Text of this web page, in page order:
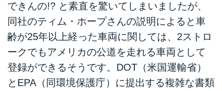
できんの!? と素直を驚いてしまいましたが、
同社のティム・ホープさんの説明によると車
齢が25年以上経った車両に関しては、2ストロ
ークでもアメリカの公道を走れる車両として
登録ができるそうです。DOT（米国運輸省）
とEPA（同環境保護庁）に提出する複雑な書類